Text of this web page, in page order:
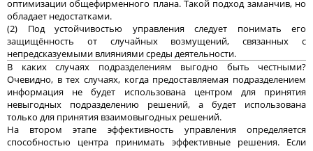
оптимизации общефирменного плана. Такой подход заманчив, но
обладает недостатками.
(2) Под устойчивостью управления следует понимать его
защищённость от случайных возмущений, связанных с
непредсказуемыми влияниями среды деятельности.
В каких случаях подразделениям выгодно быть честными?
Очевидно, в тех случаях, когда предоставляемая подразделением
информация не будет использована центром для принятия
невыгодных подразделению решений, а будет использована
только для принятия взаимовыгодных решений.
На втором этапе эффективность управления определяется
способностью центра принимать эффективные решения. Если